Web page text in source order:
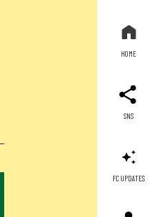
HOME
SNS
FC UPDATES